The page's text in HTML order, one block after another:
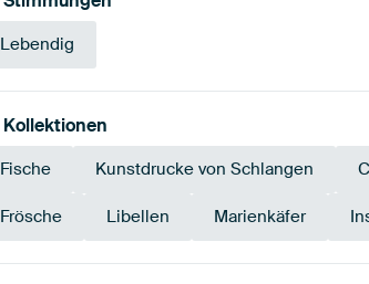
Lebendig
Kollektionen
Fische Kunstdrucke von Schlangen
Frösche Libellen Marienkäfer